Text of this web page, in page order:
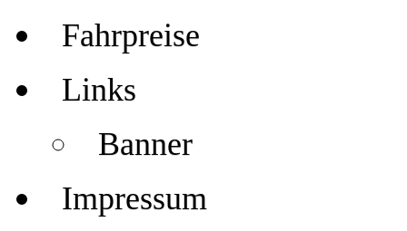
Fahrpreise
Links
Banner
Impressum